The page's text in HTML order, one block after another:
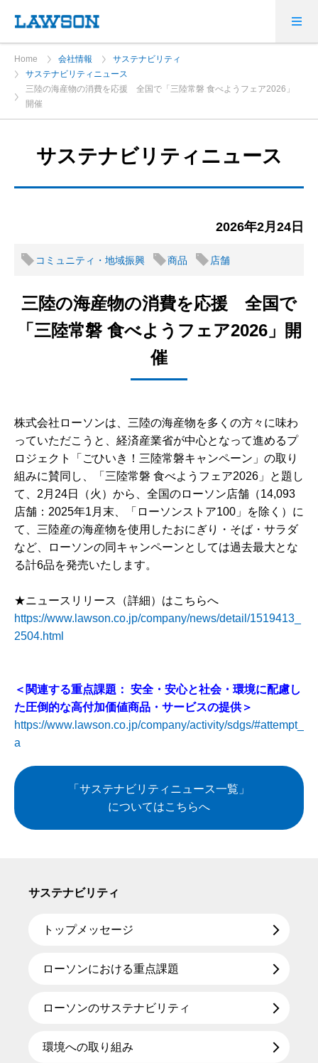
Home 会社情報
サステナビリティ
サステナビリティニュース
三陸の海産物の消費を応援 全国で「三陸常磐 食べようフェア2026」
開催
サステナビリティニュース
2026年2月24日
コミュニティ・地域振興 商品 店舗
三陸の海産物の消費を応援 全国で
「三陸常磐 食べようフェア2026」開
催
株式会社ローソンは、三陸の海産物を多くの方々に味わ
っていただこうと、経済産業省が中心となって進めるプ
ロジェクト「ごひいき！三陸常磐キャンペーン」の取り
組みに賛同し、「三陸常磐 食べようフェア2026」と題し
て、2月24日（火）から、全国のローソン店舗（14,093
店舗：2025年1月末、「ローソンストア100」を除く）に
て、三陸産の海産物を使用したおにぎり・そば・サラダ
など、ローソンの同キャンペーンとしては過去最大とな
る計6品を発売いたします。
★ニュースリリース（詳細）はこちらへ
https://www.lawson.co.jp/company/news/detail/1519413_
2504.html
＜関連する重点課題： 安全・安心と社会・環境に配慮し
た圧倒的な高付加価値商品・サービスの提供＞
https://www.lawson.co.jp/company/activity/sdgs/#attempt_
a
「サステナビリティニュース一覧」
についてはこちらへ
サステナビリティ
トップメッセージ
ローソンにおける重点課題
ローソンのサステナビリティ
環境への取り組み